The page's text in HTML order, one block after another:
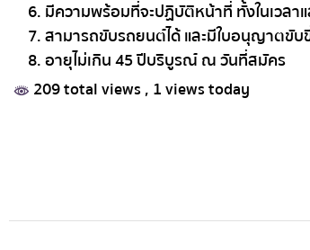
มีความพร้อมที่จะปฏิบัติหน้าที่ ทั้งในเวลา
สามารถขับรถยนต์ได้ และมีใบอนุญาตขั
อายุไม่เกิน 45 ปีบริบูรณ์ ณ วันที่สมัคร
209 total views, 1 views today